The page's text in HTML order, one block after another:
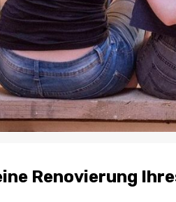
Renovierung